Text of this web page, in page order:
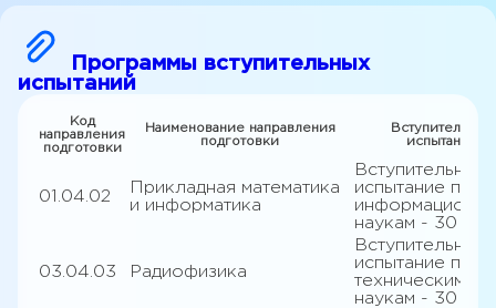
Программы вступительных
испытаний
Код
направления
подготовки
Наименование направления
подготовки
Вступительные
испытания
01.04.02
Прикладная математика
и информатика
Вступительное
испытание по
наукам - 30
03.04.03 Радиофизика
Вступительное
испытание по
техническим
наукам - 30